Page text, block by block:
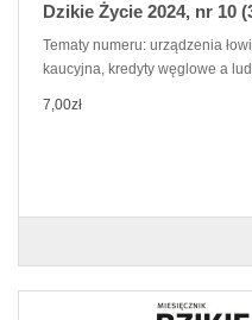
Dzikie Życie 2024, nr 10
Tematy numeru: urządzenia
kaucyjna, kredyty węglowe a
7,00zł